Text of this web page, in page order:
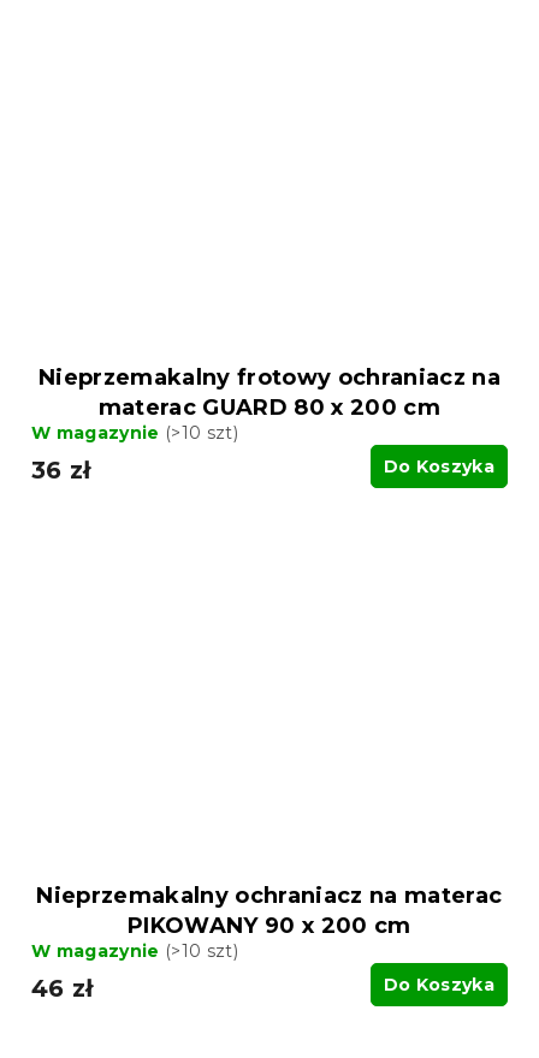
Nieprzemakalny frotowy ochraniacz na
materac GUARD 80 x 200 cm
W magazynie (>10 szt)
36 zł Do Koszyka
Nieprzemakalny ochraniacz na materac
PIKOWANY 90 x 200 cm
W magazynie (>10 szt)
46 zł Do Koszyka